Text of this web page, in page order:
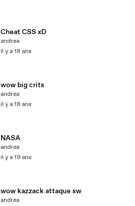
Cheat CSS xD
andrea
il y a 18 ans
wow big crits
andrea
il y a 18 ans
NASA
andrea
il y a 19 ans
wow kazzack attaque sw
andrea